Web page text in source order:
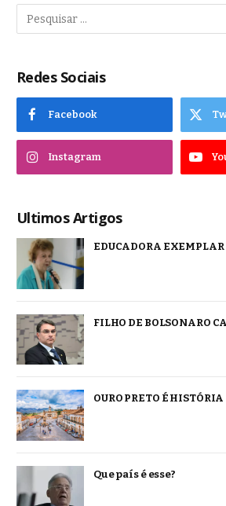
Redes Sociais
Facebook
Instagram
Ultimos Artigos
EDUCADORA
FILHO DE BOLSONARO
OURO PRETO É HISTÓRIA
Que país é esse?